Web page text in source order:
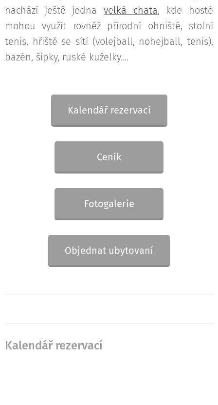
nachází ještě jedna velká chata, kde hosté
mohou využít rovněž přírodní ohniště, stolní
tenis, hřiště se sítí (volejball, nohejball, tenis),
bazén, šipky, ruské kuželky....
Kalendář rezervací
Ceník
Fotogalerie
Objednat ubytovaní
Kalendář rezervací